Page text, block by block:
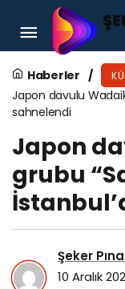
Haberler
Japon davulu
sahnelendi
Japon
grubu
Şeker
10 Aralık
Borusan
konser